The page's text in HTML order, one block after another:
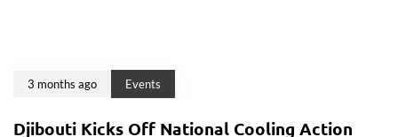
3 months ago Events
Djibouti Kicks Off National Cooling Action